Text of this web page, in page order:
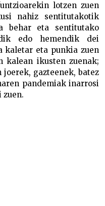
lotzen zuen
nahiz sentitutakotik
behar eta sentitutako
edo hemendik dei
kaletar eta punkia zuen
kalean ikusten zuenak;
gazteenek, batez
pandemiak inarrosi
zuen.